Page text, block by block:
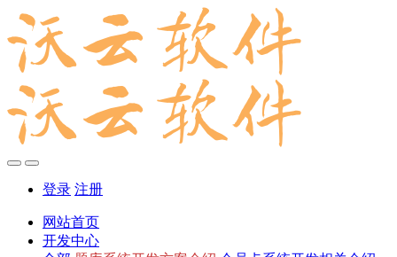
登录 注册
网站首页
开发中心